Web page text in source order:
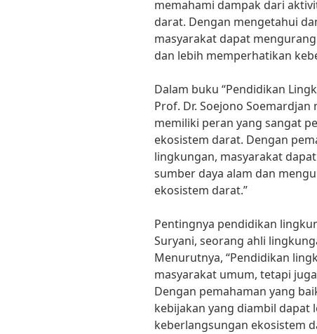
memahami dampak dari
darat. Dengan mengetahui
masyarakat dapat
dan lebih memperhatikan
Dalam buku “Pendidikan
Prof. Dr. Soejono
memiliki peran yang sangat
ekosistem darat. Dengan
lingkungan, masyarakat
sumber daya alam dan
ekosistem darat.”
Pentingnya pendidikan
Suryani, seorang ahli
Menurutnya, “Pendidikan
masyarakat umum, tetapi
Dengan pemahaman yang
kebijakan yang diambil dapat
keberlangsungan ekosistem